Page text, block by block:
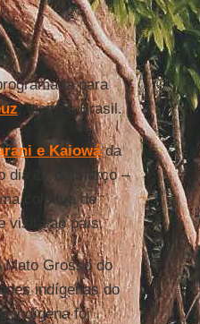
para
, visita o Brasil.
e Kaiowáda
dia 17 de março –
coletiva de
visita ao país.
Mato Grosso do
indígenas do
indígena foi